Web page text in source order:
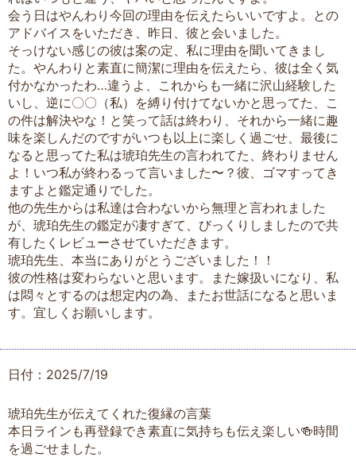
会う日はやんわり今回の理由を伝えたらいいですよ。との
アドバイスをいただき、昨日、彼と会いました。
そっけない感じの彼は案の定、私に理由を聞いてきまし
た。やんわりと素直に簡潔に理由を伝えたら、彼は全く気
付かなかったわ…違うよ、これからも一緒に沢山経験した
いし、逆に〇〇（私）を縛り付けてないかと思ってた、こ
の件は解決やな！と笑って話は終わり、それから一緒に趣
味を楽しんだのですがいつも以上に楽しく過ごせ、最後に
なると思ってた私は琥珀先生の言われてた、終わりません
よ！いつ私が終わるって言いました〜？彼、ゴマすってき
ますよと鑑定通りでした。
他の先生からは私達は合わないから無理と言われました
が、琥珀先生の鑑定が凄すぎて、びっくりしましたので共
有したくレビューさせていただきます。
琥珀先生、本当にありがとうございました！！
彼の性格は変わらないと思います。また嫁扱いになり、私
は悶々とするのは想定内の為、またお世話になると思いま
す。宜しくお願いします。
日付：2025/7/19
琥珀先生が伝えてくれた復縁の言葉
本日ラインも再登録でき素直に気持ちも伝え楽しい🍻時間
を過ごせました。